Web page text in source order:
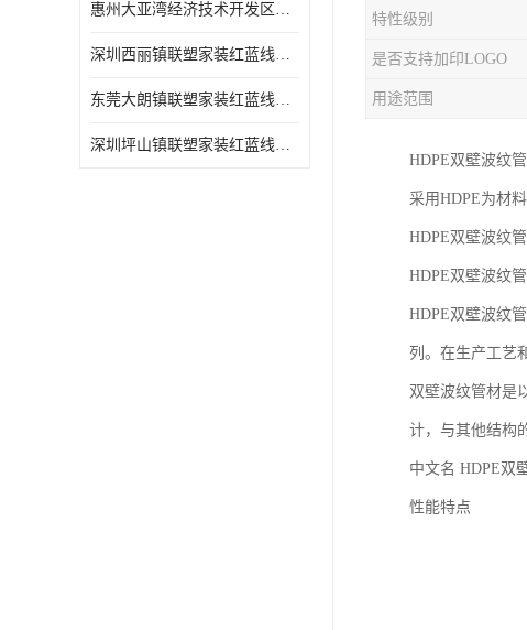
惠州大亚湾经济技术开发区联塑PPR热水管公司
深圳西丽镇联塑家装红蓝线管供货商 联塑管道供应
东莞大朗镇联塑家装红蓝线管电话 联塑管道经销商
深圳坪山镇联塑家装红蓝线管型号 来电咨询
特性级别
是否支持加印LOGO
用途范围
HDPE双壁波纹
采用HDPE为材
HDPE双壁波纹管
HDPE双壁波纹管
HDPE双壁波纹
列。在生产工艺
双壁波纹管材是
计，与其他结构
中文名 HDPE双
性能特点